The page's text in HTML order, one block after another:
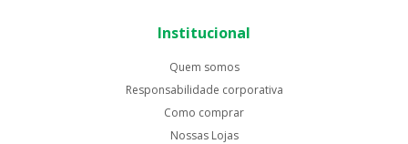
Institucional
Quem somos
Responsabilidade corporativa
Como comprar
Nossas Lojas